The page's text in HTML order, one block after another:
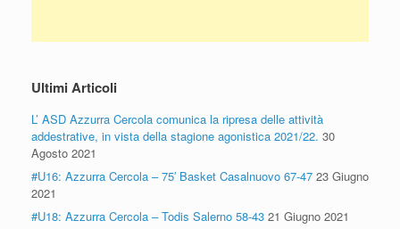
Ultimi Articoli
L’ ASD Azzurra Cercola comunica la ripresa delle attività
addestrative, in vista della stagione agonistica 2021/22. 30
Agosto 2021
#U16: Azzurra Cercola – 75′ Basket Casalnuovo 67-47 23 Giugno
2021
#U18: Azzurra Cercola – Todis Salerno 58-43 21 Giugno 2021